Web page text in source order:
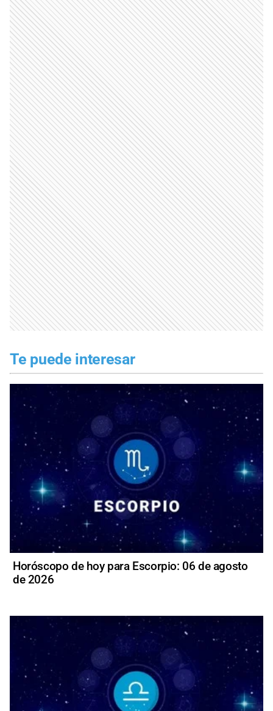
Te puede interesar
Horóscopo de hoy para Escorpio: 06 de agosto
de 2026